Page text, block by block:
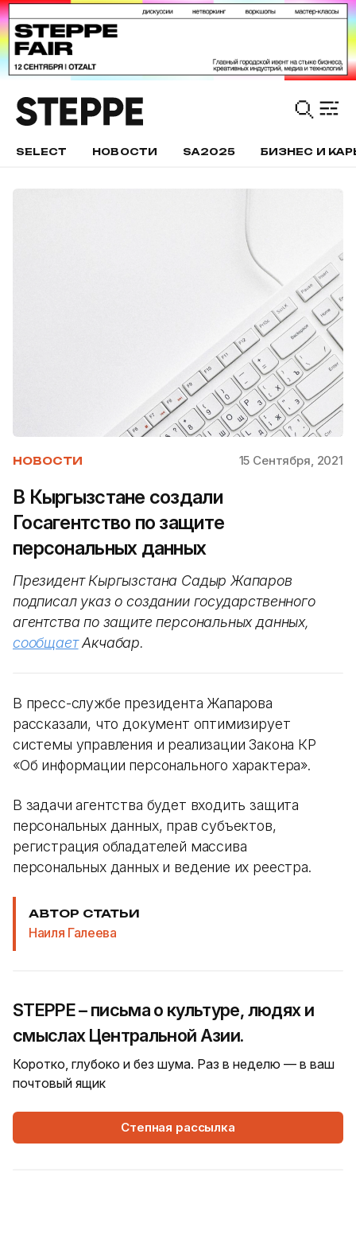
SELECT НОВОСТИ SA2025 БИЗНЕС И
НОВОСТИ 15 Сентября, 2021
В Кыргызстане создали
Госагентство по защите
персональных данных
Президент Кыргызстана Садыр Жапаров
подписал указ о создании государственного
агентства по защите персональных данных,
сообщаетАкчабар.
В пресс-службе президента Жапарова
рассказали, что документ оптимизирует
системы управления и реализации Закона КР
«Об информации персонального характера».
В задачи агентства будет входить защита
персональных данных, прав субъектов,
регистрация обладателей массива
персональных данных и ведение их реестра.
АВТОР СТАТЬИ
Наиля Галеева
STEPPE – письма о культуре, людях и
смыслах Центральной Азии.
Коротко, глубоко и без шума. Раз в неделю — в ваш
почтовый ящик
Степная рассылка